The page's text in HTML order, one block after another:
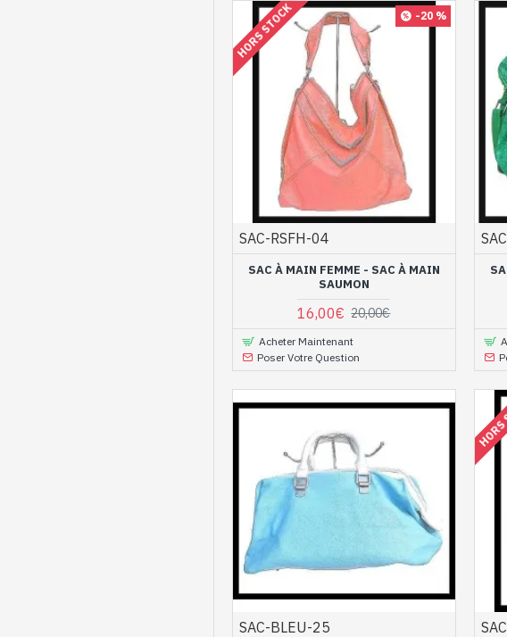
-20 %
HORS STOCK
SAC-RSFH-04
SAC À MAIN FEMME - SAC À MAIN
SAUMON
16,00€ 20,00€
Acheter Maintenant
Poser Votre Question
SAC-BLEU-25